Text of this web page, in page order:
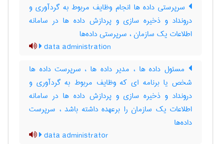
سرپرستی داده ها انجام وظایف مربوط به گردآوری و
درونداد و ذخیره سازی و پردازش داده ها در سامانه
اطلاعات یک سازمان ، سرپرستی داده‌ها
data administration
مسئول داده ها ، مدیر داده ها ، سرپرست داده ها
شخص یا برنامه ای که وظایف مربوط به گردآوری و
درونداد و ذخیره سازی و پردازش داده ها در سامانه
اطلاعات یک سازمان را برعهده داشته باشد ، سرپرست
داده‌ها
data administrator